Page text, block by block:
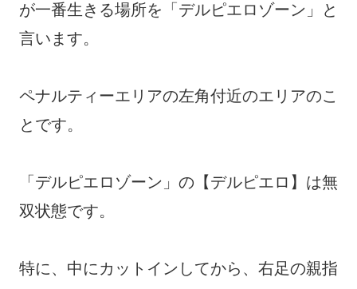
が一番生きる場所を「デルピエロゾーン」と
言います。
ペナルティーエリアの左角付近のエリアのこ
とです。
「デルピエロゾーン」の【デルピエロ】は無
双状態です。
特に、中にカットインしてから、右足の親指